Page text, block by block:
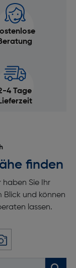
4 Tage
Lieferzeit
finden
haben Sie Ihr
Blick und können
lassen.